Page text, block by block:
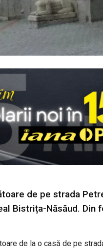
de pe strada
Bistrița-Năsăud.
de la o casă de pe